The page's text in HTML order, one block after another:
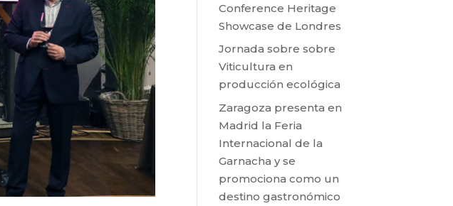
Conference Heritage
Showcase de Londres
Jornada sobre sobre
Viticultura en
producción ecológica
Zaragoza presenta en
Madrid la Feria
Internacional de la
Garnacha y se
promociona como un
destino gastronómico